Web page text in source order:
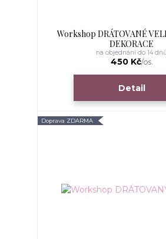
Workshop DRÁTOVANÉ
DEKORACE
450 Kč/os.
na objednání do 14 dnů
Detail
Doprava ZDARMA